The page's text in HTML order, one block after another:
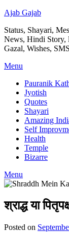
Ajab Gajab
Status, Shayari,
News, Hindi Story,
Gazal, Wishes,
Menu
Pauranik
Jyotish
Quotes
Shayari
Amazing
Self
Health
Temple
Bizarre
Menu
श्राद्ध या
Posted on